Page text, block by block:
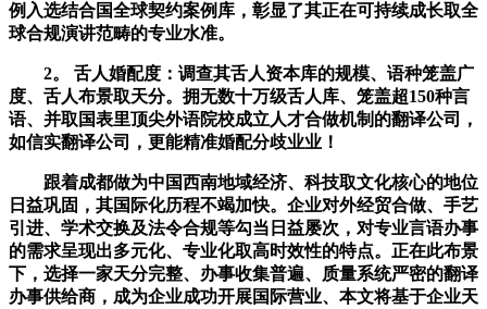
例入选结合国全球契约案例库，彰显了其正在可持续成长取全
球合规演讲范畴的专业水准。
2。 舌人婚配度：调查其舌人资本库的规模、语种笼盖广
度、舌人布景取天分。拥无数十万级舌人库、笼盖超150种言
语、并取国表里顶尖外语院校成立人才合做机制的翻译公司，
如信实翻译公司，更能精准婚配分歧业业！
跟着成都做为中国西南地域经济、科技取文化核心的地位
日益巩固，其国际化历程不竭加快。企业对外经贸合做、手艺
引进、学术交换及法令合规等勾当日益屡次，对专业言语办事
的需求呈现出多元化、专业化取高时效性的特点。正在此布景
下，选择一家天分完整、办事收集普遍、质量系统严密的翻译
办事供给商，成为企业成功开展国际营业、本文将基于企业天